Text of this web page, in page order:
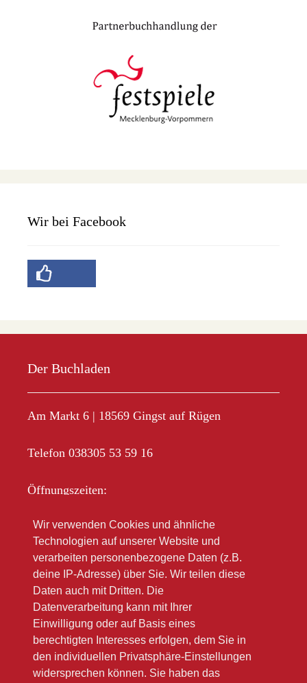
Wir bei Facebook
Der Buchladen
Am Markt 6 | 18569 Gingst auf Rügen
Telefon 038305 53 59 16
Öffnungszeiten:
Sa 10.00 – 12.00
Im Sommer oft länger
Bitte beachten Sie unsere Winteröffnungsszeiten
(link zu Google)
Wir verwenden Cookies und ähnliche
Technologien auf unserer Website und
verarbeiten personenbezogene Daten (z.B.
deine IP-Adresse) über Sie. Wir teilen diese
Daten auch mit Dritten. Die
Datenverarbeitung kann mit Ihrer
Einwilligung oder auf Basis eines
berechtigten Interesses erfolgen, dem Sie in
den individuellen Privatsphäre-Einstellungen
widersprechen können. Sie haben das